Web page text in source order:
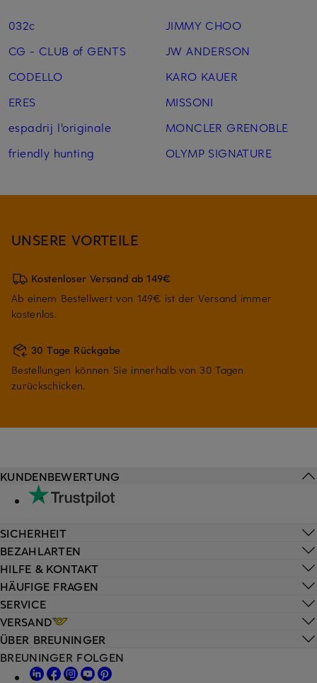
032c
CG - CLUB of GENTS
CODELLO
ERES
espadrij l'originale
friendly hunting
JIMMY CHOO
JW ANDERSON
KARO KAUER
MISSONI
MONCLER GRENOBLE
OLYMP SIGNATURE
UNSERE VORTEILE
Kostenloser Versand ab 149€
Ab einem Bestellwert von 149€ ist der Versand immer
kostenlos.
30 Tage Rückgabe
Bestellungen können Sie innerhalb von 30 Tagen
zurückschicken.
HILFE & KONTAKT
HÄUFIGE FRAGEN
SERVICE
VERSAND
KUNDENBEWERTUNG
SICHERHEIT
BEZAHLARTEN
ÜBER BREUNINGER
BREUNINGER FOLGEN